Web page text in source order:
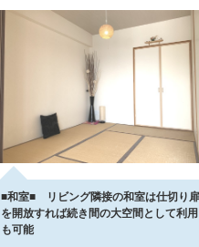
■和室■ リビング隣接の和室は仕切り扉
を開放すれば続き間の大空間として利用
も可能